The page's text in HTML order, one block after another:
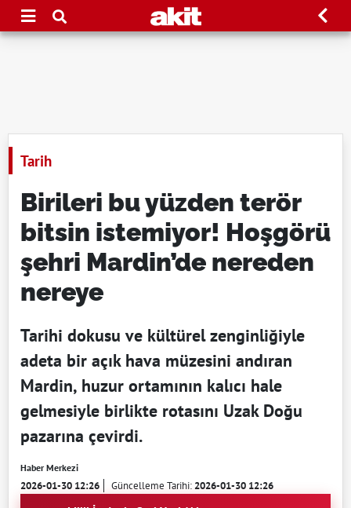
Tarih
Birileri bu yüzden terör
bitsin istemiyor! Hoşgörü
şehri Mardin’de nereden
nereye
Tarihi dokusu ve kültürel zenginliğiyle
adeta bir açık hava müzesini andıran
Mardin, huzur ortamının kalıcı hale
gelmesiyle birlikte rotasını Uzak Doğu
pazarına çevirdi.
Haber Merkezi
2026-01-30 12:26 Güncelleme Tarihi:2026-01-30 12:26